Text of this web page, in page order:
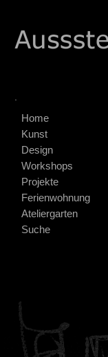
Home
Kunst
Design
Workshops
Projekte
Ferienwohnung
Ateliergarten
Suche